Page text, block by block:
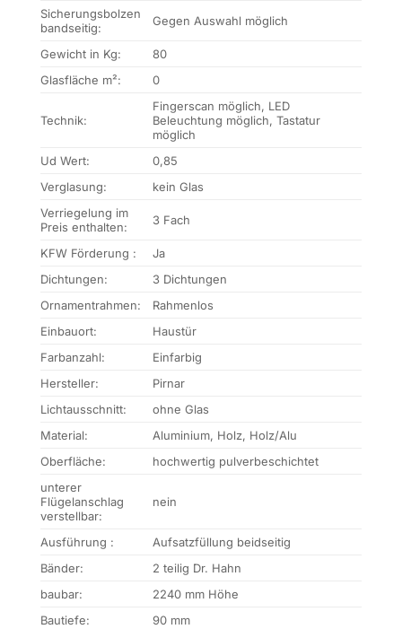
Sicherungsbolzen
bandseitig:
Gegen Auswahl möglich
Gewicht in Kg:
80
Glasfläche m²:
0
Technik:
Fingerscan möglich, LED
Beleuchtung möglich, Tastatur
möglich
Ud Wert:
0,85
Verglasung:
kein Glas
Verriegelung im
Preis enthalten:
3 Fach
KFW Förderung :
Ja
Dichtungen:
3 Dichtungen
Ornamentrahmen:
Rahmenlos
Einbauort:
Haustür
Farbanzahl:
Einfarbig
Hersteller:
Pirnar
Lichtausschnitt:
ohne Glas
Material:
Aluminium, Holz, Holz/Alu
Oberfläche:
hochwertig pulverbeschichtet
unterer
Flügelanschlag
verstellbar:
nein
Ausführung :
Aufsatzfüllung beidseitig
Bänder:
2 teilig Dr. Hahn
baubar:
2240 mm Höhe
Bautiefe:
90 mm